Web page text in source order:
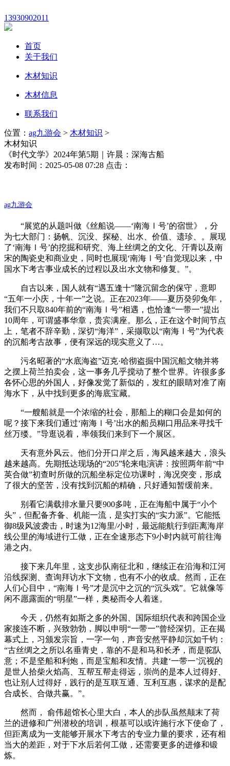
13930902011
首页
关于我们
木材知识
木材信息
联系我们
位置： ag九游会 > 木材知识 >
木材知识
《时代文学》2024年第5期｜许晨：深海古船
发布时间：2025-05-08 07:28 点击：
ag九游会
“展览的从题叫做《丝船说——‘南海Ⅰ号’的宿世》，分
为七大部门：扬帆、沉没、探秘、出水、价值、遗珍、。展现
了‘南海Ⅰ号’的挖掘和研究、海上丝绸之的文化、汗青以及南
宋的陶瓷史和商业史，同时也展现‘南海Ⅰ号’自觉现以来，中
国水下考古事业成长的过程以及出水文物和修复。”。
自古以来，国人就有“遇五逢十”隆沉留念的保守，意即
“五年一小庆，十年一”之说。正在2023年——夏历癸卯兔年，
我们不只取840年前的“南海Ⅰ号”相遇，也恰逢“一带一”提出
10周年，可谓盛事华章，贵宾满座。那么，正在这个时间节点
上，笔者不辞辛勤，深切“海洋”，采撷取以“南海Ⅰ号”为代表
的沉船考古故事，便有深远的现实意义了…。
污名昭著的“水底海盗”迈克·哈彻盗掘中国沉船文物并将
之摆上荷兰拍卖会，这一事务几乎搅动了整个世界。许很多多
各怀心思的外国人，好像发觉了新似的，发红的眼睛对准了南
海水下，从中找到更多的海底宝藏。
“一艘船就是一个浓缩的社会，那船上的糊口会是如何的
呢？接下来我们通过‘南海Ⅰ号’出水的船员糊口用品来寻找千
丝万缕。”导逛说着，率领我们来到下一个展区。
天有意外风云。他们分开口岸之后，海风越来越大，浪头
越来越高。先期抵达现场的“205”轮来电演讲：按照两年前“中
英合做”初查时所做的沉船坐标定位功课时，海况突变，形成
了很大的坚苦，没有找到沉船的精确，只好通知暂缓前来。
别看它满载排水量只要900多吨，正在海船中属于“小个
头”，但配备齐备、机能一流，是实打实的“实力派”。它能抵
御8级风波袭击，时速为12海里/小时，最远能航行到距离海岸
线公里的海域进行工做，正在全速形态下9小时内就可前往海
港之内。
接下来几年里，这支步队南征北和，继续正在沿海和江河
沿线探测、查询拜访水下文物，也有不小的收成。然而，正在
人们心目中，“南海Ⅰ号”才是沉中之沉的“沉头戏”。它就像等
闲不愿露面的“明星”一样，奥秘而令人着迷。
今天，仍然有如斯之多的外国、国际组织代表和跨国企业
家接连不断，兴致勃勃，脚以申明“一带一”曾经深切。正在揭
幕式上，习颁发宗旨，一字一句，声音安然平静却沉如千钧：
“古丝绸之之所以名垂青史，靠的不是和马和长矛，而是驼队
意；不是坚船和利炮，而是宝船和友情。共建‘一带一’沉视的
是世人拾柴火焰高、互帮互帮走得远，崇尚的是本人过得好、
也让别人过得好，践行的是互联互通、互利互惠，谋求的是配
合成长、合做共赢。”。
然而， 俞伟超馆长心里大白，本人的步队虽然颠末了荷
兰的进修和广州潜校的培训，根基可以或许施行水下使命了，
但距离成为一支能够开展水下考古的专业力量的要求，还有相
当大的差距，对于下水后若何工做，还需要更多的进修和锻
炼。